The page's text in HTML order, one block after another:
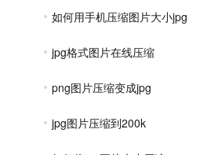
如何用手机压缩图片大小jpg
jpg格式图片在线压缩
png图片压缩变成jpg
jpg图片压缩到200k